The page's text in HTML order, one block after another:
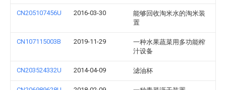
CN205107456U 2016-03-30
能够回收淘米水的淘米装
置
CN107115003B 2019-11-29
一种水果蔬菜用多功能榨
汁设备
CN203524332U 2014-04-09 滤油杯